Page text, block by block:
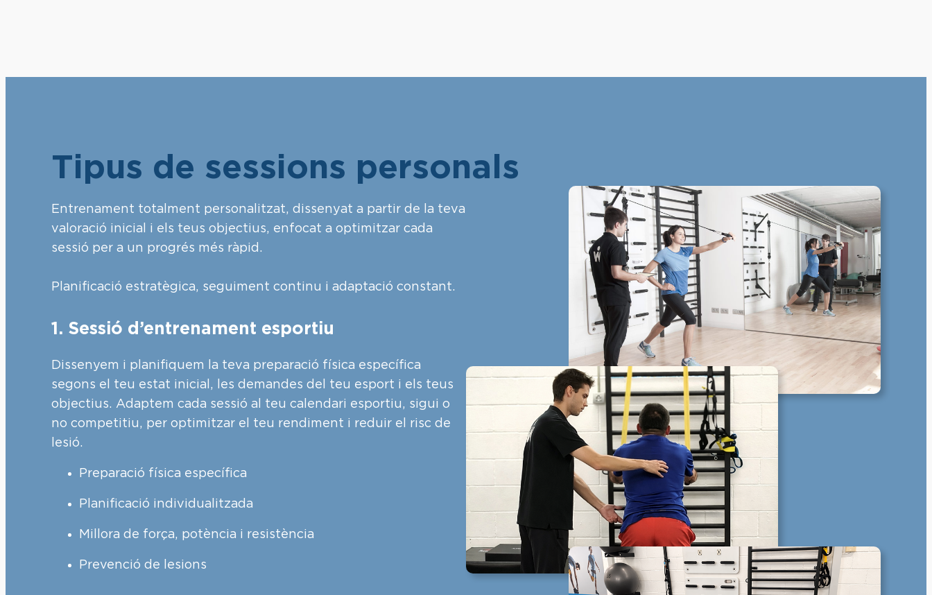
Tipus de sessions personals
Entrenament totalment personalitzat, dissenyat a partir de la teva
valoració inicial i els teus objectius, enfocat a optimitzar cada
sessió per a un progrés més ràpid.
Planificació estratègica, seguiment continu i adaptació constant.
1. Sessió d’entrenament esportiu
Dissenyem i planifiquem la teva preparació física específica
segons el teu estat inicial, les demandes del teu esport i els teus
objectius. Adaptem cada sessió al teu calendari esportiu, sigui o
no competitiu, per optimitzar el teu rendiment i reduir el risc de
lesió.
Preparació física específica
Planificació individualitzada
Millora de força, potència i resistència
Prevenció de lesions